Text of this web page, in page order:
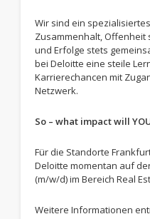
Wir sind ein
Zusammenhalt,
und Erfolge stets
bei Deloitte eine steile
Karrierechancen mit
Netzwerk.
So – what impact will
Für die Standorte
Deloitte momentan auf
(m/w/d) im Bereich Real
Weitere Informationen